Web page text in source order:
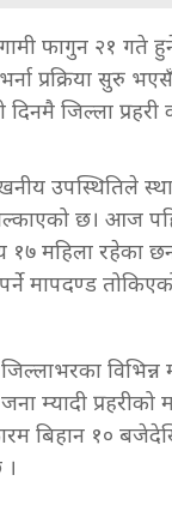
फागुन २१ गते हुने
भर्ना प्रक्रिया
दिनमै जिल्ला
उपस्थितिले
छ। आज
महिला रहेका छन
मापदण्ड
विभिन्न
म्यादी
बिहान १०